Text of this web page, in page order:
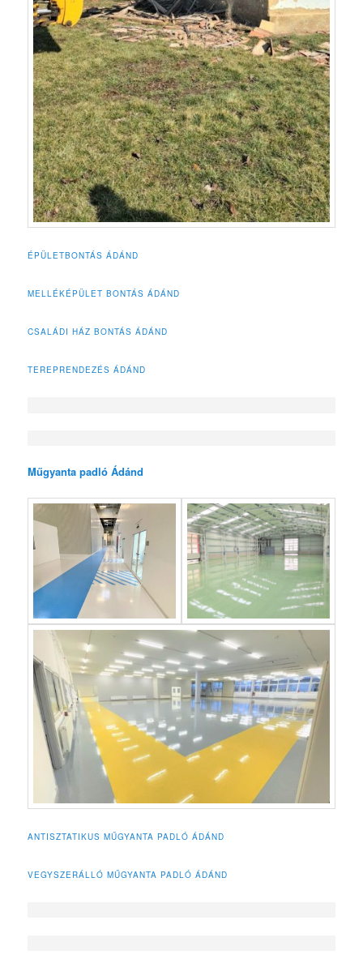
ÉPÜLETBONTÁS ÁDÁND
MELLÉKÉPÜLET BONTÁS ÁDÁND
CSALÁDI HÁZ BONTÁS ÁDÁND
TEREPRENDEZÉS ÁDÁND
Műgyanta padló Ádánd
ANTISZTATIKUS MŰGYANTA PADLÓ ÁDÁND
VEGYSZERÁLLÓ MŰGYANTA PADLÓ ÁDÁND